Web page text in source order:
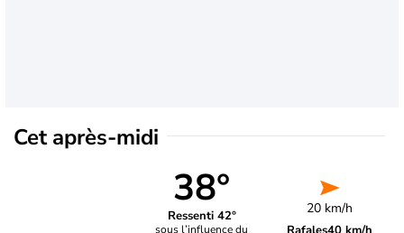
Cet après-midi
38°
Ressenti 42°
sous l’influence du
20 km/h